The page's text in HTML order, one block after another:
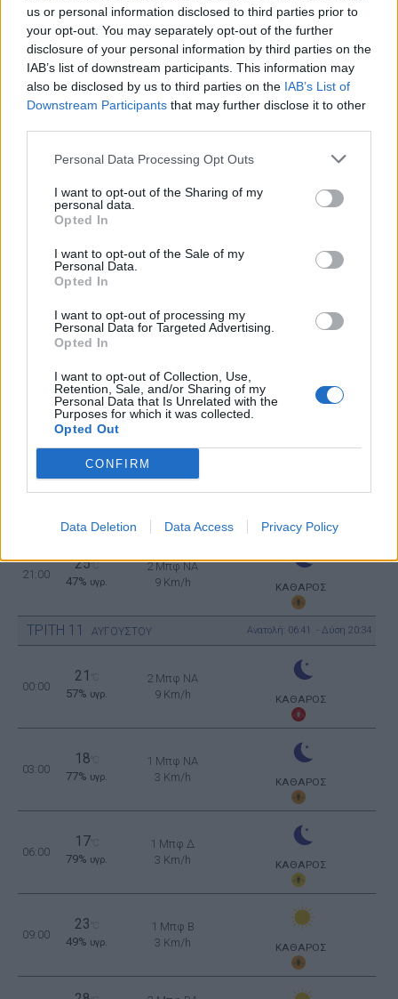
us or personal information disclosed to third parties prior to
your opt-out. You may separately opt-out of the further
disclosure of your personal information by third parties on the
IAB’s list of downstream participants. This information may
also be disclosed by us to third parties on the IAB’s List of
Downstream Participants that may further disclose it to other
Personal Data Processing Opt Outs
I want to opt-out of the Sharing of my
personal data.
Opted In
I want to opt-out of the Sale of my
Personal Data.
Opted In
I want to opt-out of processing my
Personal Data for Targeted Advertising.
Opted In
I want to opt-out of Collection, Use,
Retention, Sale, and/or Sharing of my
Personal Data that Is Unrelated with the
Purposes for which it was collected.
Opted Out
CONFIRM
Data Deletion Data Access Privacy Policy
00:00
23°C
56%υγρ.
9 Km/h
ΚΑΘΑΡΟΣ
03:00
20°C
1 Μπφ N
74%υγρ.
2 Μπφ ΒΔ
ΚΑΘΑΡΟΣ
24°C
60%υγρ.
28°C
31°C
30°C
4 Μπφ Α
ΚΑΘΑΡΟΣ
21:00
25°C
47% υγρ.
2 Μπφ NA
9 Km/h
ΚΑΘΑΡΟΣ
ΤΡΙΤΗ 11 ΑΥΓΟΥΣΤΟΥ Ανατολή: 06:41 - Δύση 20:34
00:00
21
57% υγρ.
2 Μπφ NA
9 Km/h
ΚΑΘΑΡΟΣ
03:00
18
77% υγρ.
1 Μπφ NA
3 Km/h
ΚΑΘΑΡΟΣ
06:00
17
79% υγρ.
1 Μπφ Δ
3 Km/h
ΚΑΘΑΡΟΣ
09:00
23
49% υγρ.
1 Μπφ B
3 Km/h
ΚΑΘΑΡΟΣ